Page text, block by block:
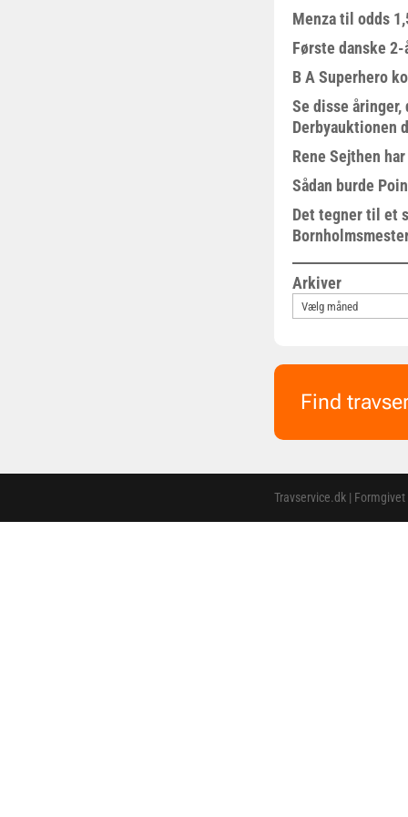
Menza til odds
Første danske
B A Superhero
Se disse
Derbyauktionen
Rene Sejthen
Sådan burde
Det tegner til et
Arkiver
Find
Travservice.dk |